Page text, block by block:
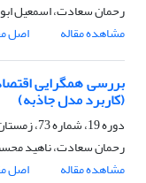
رحمان سعادت، اسمعیل
مشاهده مقاله
اصل
بررسی همگرایی
(کاربرد مدل جاذبه)
دوره 19، شماره 73، زمستان 1393، صفحه
رحمان سعادت، ناهید
مشاهده مقاله
اصل